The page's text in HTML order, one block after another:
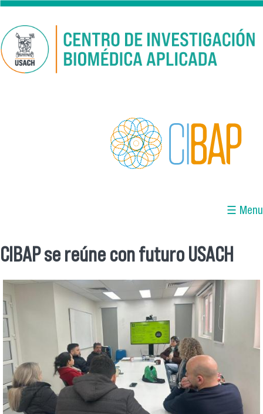
Pasar al contenido principal
☰ Menu
CIBAP se reúne con futuro USACH